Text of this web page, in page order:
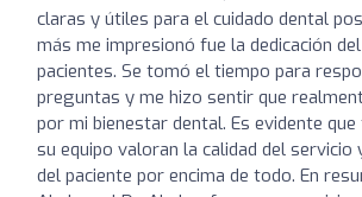
claras y útiles para el cuidado dental
más me impresionó fue la dedicación
pacientes. Se tomó el tiempo para
preguntas y me hizo sentir que
por mi bienestar dental. Es evidente
su equipo valoran la calidad del servicio
del paciente por encima de todo. En